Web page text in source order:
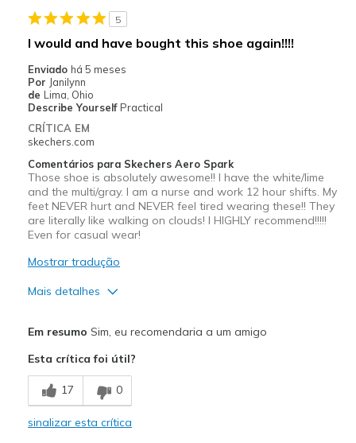
exercise
Width
Sizing
View On Shoes
I'm Really Into Shoes
5
I would and have bought this shoe again!!!!
Enviado há 5 meses
Por Janilynn
de Lima, Ohio
Describe Yourself Practical
CRÍTICA EM
skechers.com
Comentários para Skechers Aero Spark
Those shoe is absolutely awesome!! I have the white/lime
and the multi/gray. I am a nurse and work 12 hour shifts. My
feet NEVER hurt and NEVER feel tired wearing these!! They
are literally like walking on clouds! I HIGHLY recommend!!!!!
Even for casual wear!
Mostrar tradução
Mais detalhes
Breathe Well
Comfortable
Em resumo Sim, eu recomendaria a um amigo
Esta crítica foi útil?
17 0
sinalizar esta crítica